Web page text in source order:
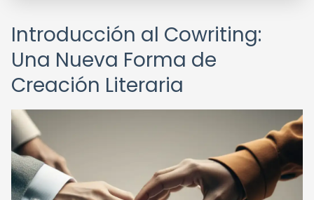
Introducción al Cowriting:
Una Nueva Forma de
Creación Literaria